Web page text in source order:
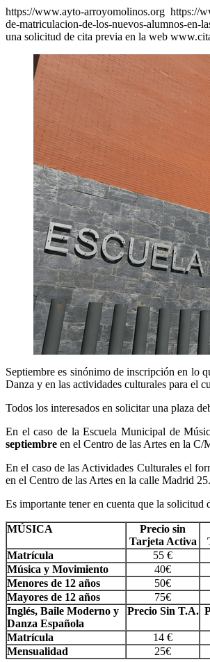
https://www.ayto-arroyomolinos.org https://
de-matriculacion-de-los-nuevos-alumnos-en-
una solicitud de cita previa en la web
Septiembre es sinónimo de inscripción en lo
Danza y en las actividades culturales para el
Todos los interesados en solicitar una plaza
En el caso de la Escuela Municipal de
septiembre en el Centro de las Artes en la C/
En el caso de las Actividades Culturales el
en el Centro de las Artes en la calle Madrid 25.
Es importante tener en cuenta que la
MÚSICA
Precio sin
Tarjeta Activa
Matrícula 55 €
Música y Movimiento
40€
Menores de 12 años
50€
Mayores de 12 años
75€
Inglés, Baile Moderno y
Danza Española
Precio Sin T.A.
Matrícula 14 €
Mensualidad
25€